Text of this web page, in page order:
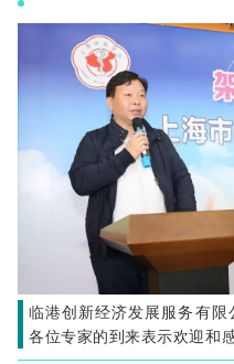
临港创新经济发展服务有
各位专家的到来表示欢迎和